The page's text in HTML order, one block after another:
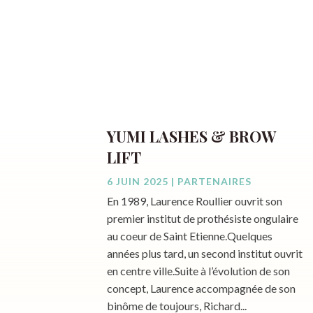
YUMI LASHES & BROW
LIFT
6 JUIN 2025 | PARTENAIRES
En 1989, Laurence Roullier ouvrit son
premier institut de prothésiste ongulaire
au coeur de Saint Etienne.Quelques
années plus tard, un second institut ouvrit
en centre ville.Suite à l’évolution de son
concept, Laurence accompagnée de son
binôme de toujours, Richard...